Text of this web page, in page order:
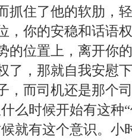
抓住了他的软肋，
，你的安稳和话语
的位置上，离开你
了，那就自我安慰
，而司机还是那个
么时候开始有这种
就有这个意识。小